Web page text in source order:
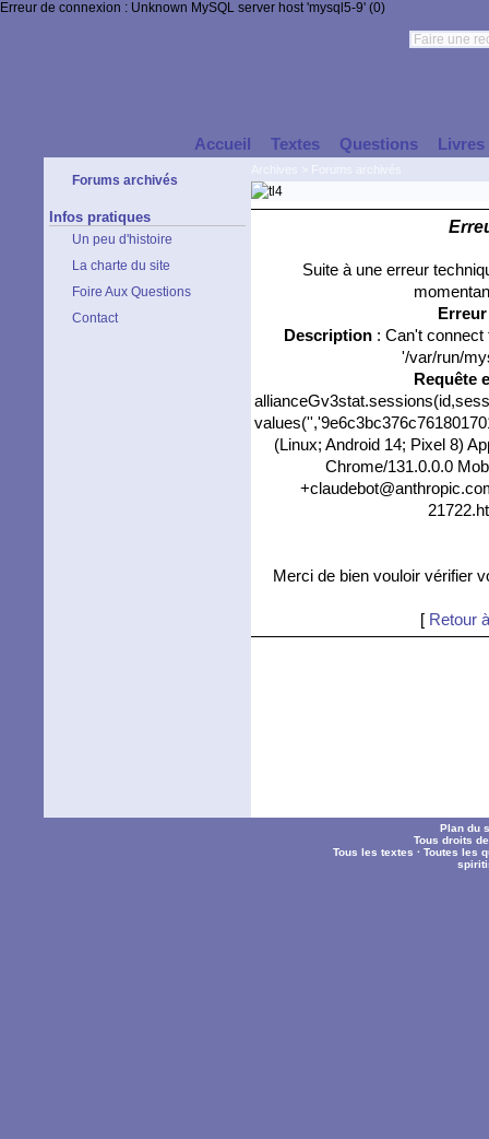
Erreur de connexion : Unknown MySQL server host 'mysql5-9' (0)
Accueil Textes Questions Livres
Forums archivés
Infos pratiques
Un peu d'histoire
La charte du site
Foire Aux Questions
Contact
Suite à une erreur
Description: Can't connect
'/var/run/
Requête
(Linux; Android 14; Pixel 8)
Chrome/131.0.0.0
Merci de bien vouloir vérifier
[ Retour
Plan du
Tous droits
Tous les textes ·Toutes les